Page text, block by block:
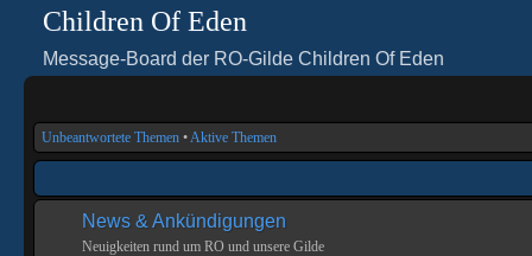
Children Of Eden
Message-Board der RO-Gilde Children Of Eden
Unbeantwortete Themen •Aktive Themen
News & Ankündigungen
Neuigkeiten rund um RO und unsere Gilde